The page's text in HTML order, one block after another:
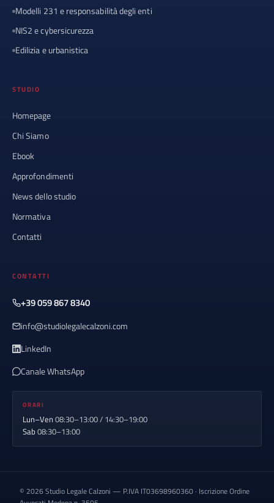
Modelli 231 e responsabilità degli enti
NIS2 e cybersicurezza
Edilizia e urbanistica
STUDIO
Homepage
Chi Siamo
Ebook
Approfondimenti
News dello studio
Normativa
Contatti
CONTATTI
+39 059 867 8340
info@studiolegalecalzoni.com
LinkedIn
Canale WhatsApp
ORARI
Lun–Ven08:30–13:00 / 14:30–19:00
Sab08:30–13:00
© 2026 Studio Legale Calzoni — P.IVA IT03698960360 · Iscrizione Ordine